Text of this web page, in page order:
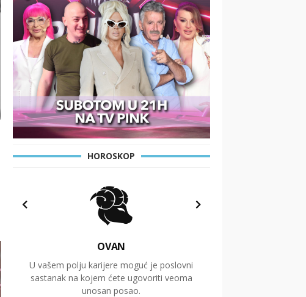
HOROSKOP
OVAN
U vašem polju karijere moguć je poslovni
sastanak na kojem ćete ugovoriti veoma
unosan posao.